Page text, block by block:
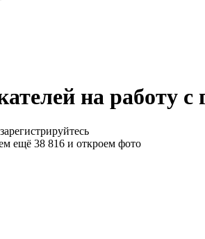
на
ещё 38 816 и откроем фото